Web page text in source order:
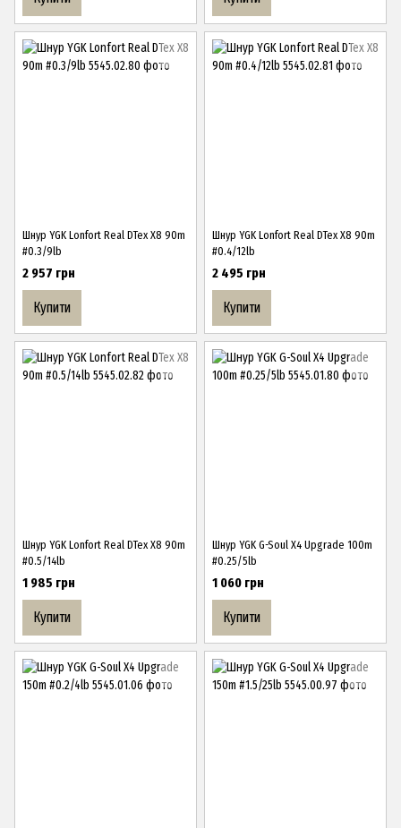
Шнур YGK Lonfort Real DTex X8 90m
#0.3/9lb
2 957 грн
Купити
Шнур YGK Lonfort Real DTex X8 90m
#0.4/12lb
2 495 грн
Купити
Шнур YGK Lonfort Real DTex X8 90m
#0.5/14lb
1 985 грн
Купити
Шнур YGK G-Soul X4 Upgrade 100m
#0.25/5lb
1 060 грн
Купити